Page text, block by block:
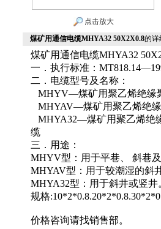
点击放大
煤矿用通信电缆MHYA32 50X2X0.8的详
煤矿用通信电缆MHYA32
一．执行标准：
二．电缆型号及名称：
MHYV—煤矿用聚乙烯绝缘
MHYAV—煤矿用聚乙烯绝
MHYA32—煤矿用聚乙烯绝
缆
三．用途：
MHYV型：用于平巷、 斜巷
MHYAV型：用于较潮湿的斜
MHYA32型：用于斜井或竖井
规格
价格咨询请找销售部。